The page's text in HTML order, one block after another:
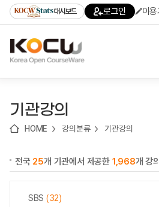
기
기
기
content)
가
대시보드 로그인 이용
기관강의
HOME 강의분류 기관강의
전국 25개 기관에서 제공한 1,968개 강
SBS (32)